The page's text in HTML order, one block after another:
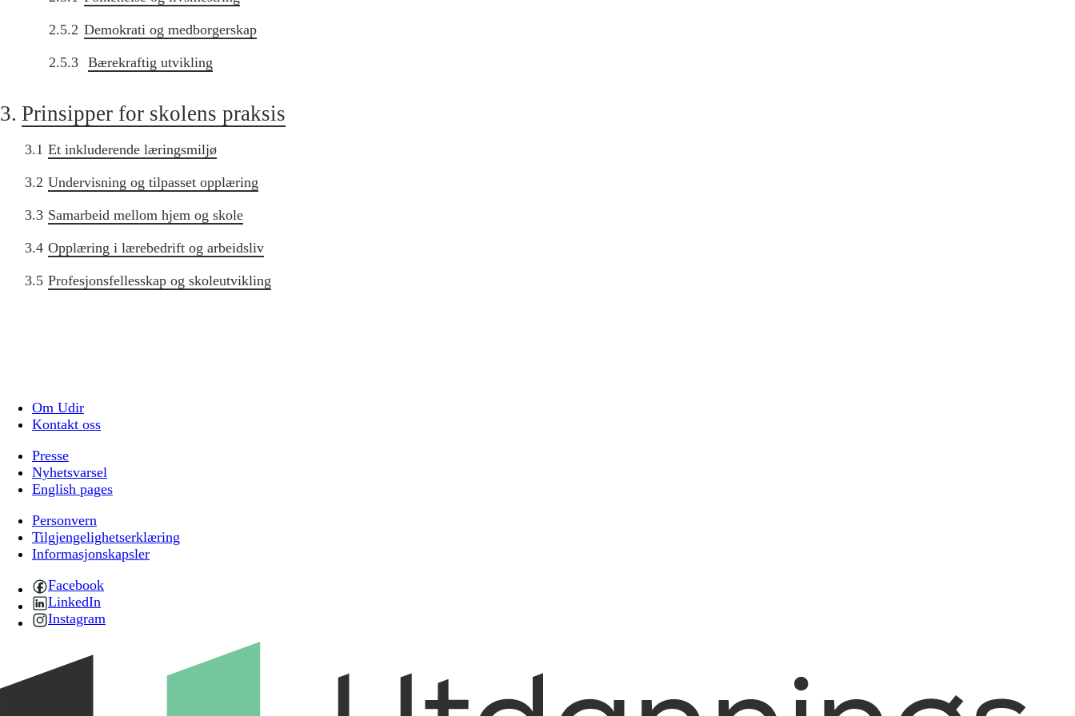
2.5.2 Demokrati og medborgerskap
2.5.3 Bærekraftig utvikling
3. Prinsipper for skolens praksis
3.1 Et inkluderende læringsmiljø
3.2 Undervisning og tilpasset opplæring
3.3 Samarbeid mellom hjem og skole
3.4 Opplæring i lærebedrift og arbeidsliv
3.5 Profesjonsfellesskap og skoleutvikling
Om Udir
Kontakt oss
Presse
Nyhetsvarsel
English pages
Personvern
Tilgjengelighetserklæring
Informasjonskapsler
Facebook
LinkedIn
Instagram